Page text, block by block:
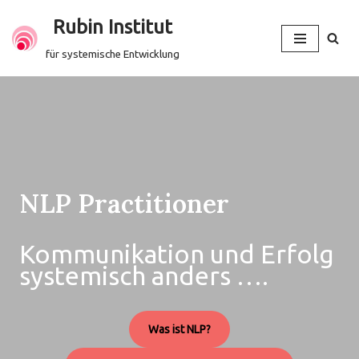
Zum
Rubin Institut
für systemische Entwicklung
NLP Practitioner
Kommunikation und Erfolg
systemisch anders ….
Was ist NLP?